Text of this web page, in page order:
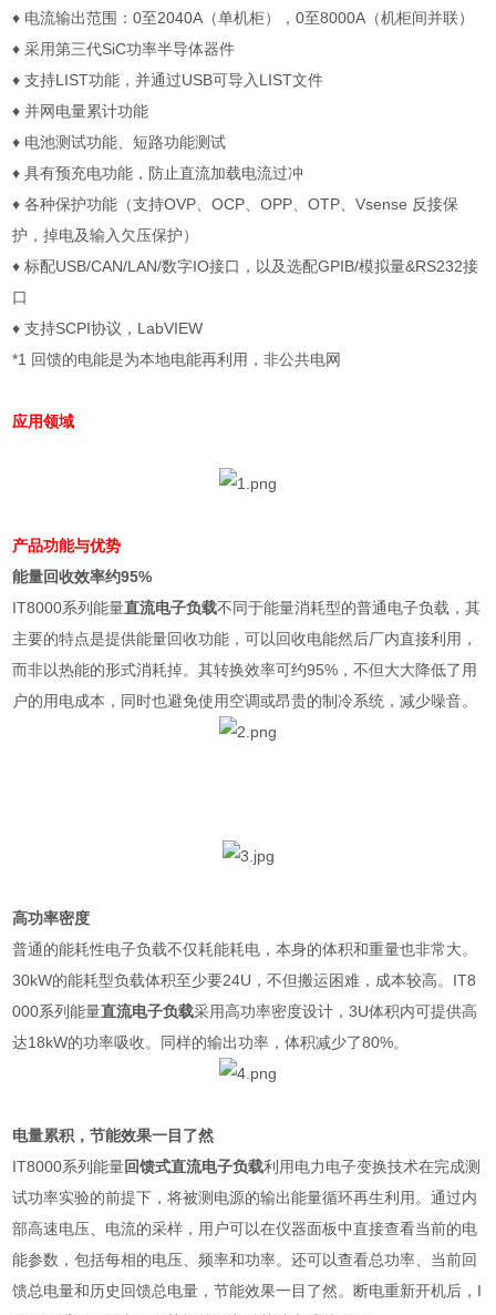
♦ 电流输出范围：0至2040A （单机柜），0至8000A （机柜间并联）
♦ 采用第三代SiC功率半导体器件
♦ 支持LIST功能，并通过USB可导入 LIST文件
♦ 并网电量累计功能
♦ 电池测试功能、短路功能测试
♦ 具有预充电功能，防止直流加载电流过冲
♦ 各种保护功能（支持OVP 、OCP 、OPP 、OTP 、Vsense 反接保
护，掉电及输入欠压保护）
♦ 标配USB/CAN/LAN/数字IO接口，以及选配GPIB/模拟量&RS232接
口
♦ 支持SCPI协议， LabVIEW
*1 回馈的电能是为本地电能再利用，非公共电网
应用领域
产品功能与优势
能量回收效率约95%
IT8000系列能量直流电子负载不同于能量消耗型的普通电子负载，其
主要的特点是提供能量回收功能，可以回收电能然后厂内直接利用，
而非以热能的形式消耗掉。其转换效率可约95% ，不但大大降低了用
户的用电成本，同时也避免使用空调或昂贵的制冷系统，减少噪音。
高功率密度
普通的能耗性电子负载不仅耗能耗电，本身的体积和重量也非常大。
30kW的能耗型负载体积至少要24U ，不但搬运困难，成本较高。 IT8
000系列能量直流电子负载采用高功率密度设计，3U体积内可提供高
达18kW的功率吸收。同样的输出功率，体积减少了80%。
电量累积，节能效果一目了然
IT8000系列能量回馈式直流电子负载利用电力电子变换技术在完成测
试功率实验的前提下，将被测电源的输出能量循环再生利用。通过内
部高速电压、电流的采样，用户可以在仪器面板中直接查看当前的电
能参数，包括每相的电压、频率和功率。还可以查看总功率、当前回
馈总电量和历史回馈总电量，节能效果一目了然。断电重新开机后， I